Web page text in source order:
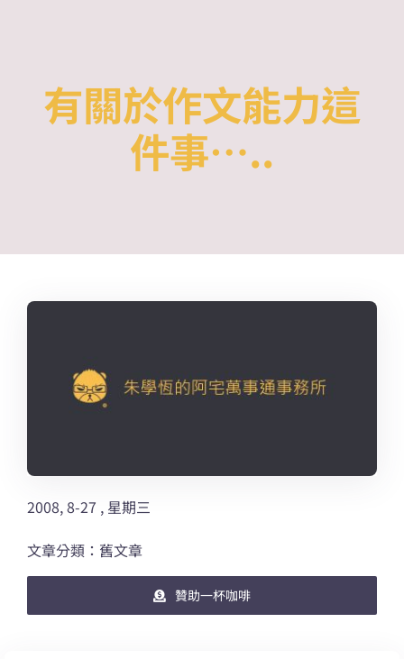
有關於作文能力這
件事…..
2008, 8-27 , 星期三
文章分類：舊文章
贊助一杯咖啡